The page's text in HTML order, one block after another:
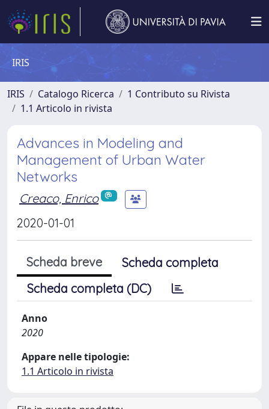
IRIS
IRIS Catalogo Ricerca
1 Contributo su Rivista
1.1 Articolo in rivista
Advances in Modeling and
Management of Urban Water
Networks
Creaco, Enrico
2020-01-01
Scheda breve
Scheda completa
Scheda completa (DC)
Anno
2020
Appare nelle tipologie:
1.1 Articolo in rivista